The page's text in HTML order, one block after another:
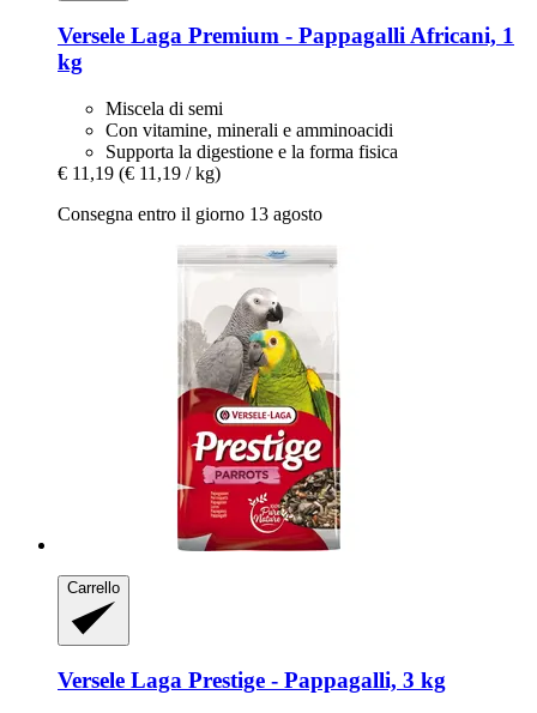
Versele Laga Premium -​ Pappagalli Africani, 1
kg
Miscela di semi
Con vitamine, minerali e amminoacidi
Supporta la digestione e la forma fisica
€ 11,19 (€ 11,19 / kg)
Consegna entro il giorno 13 agosto
Carrello
Versele Laga Prestige -​ Pappagalli, 3 kg